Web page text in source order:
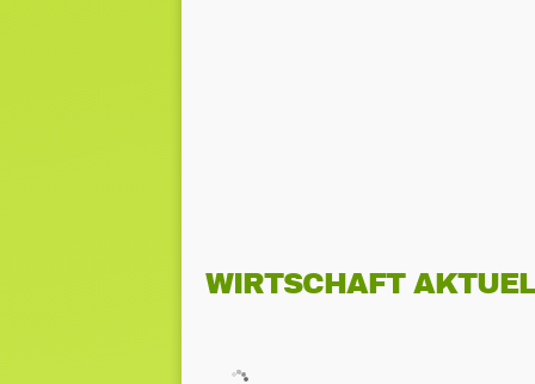
WIRTSCHAFT